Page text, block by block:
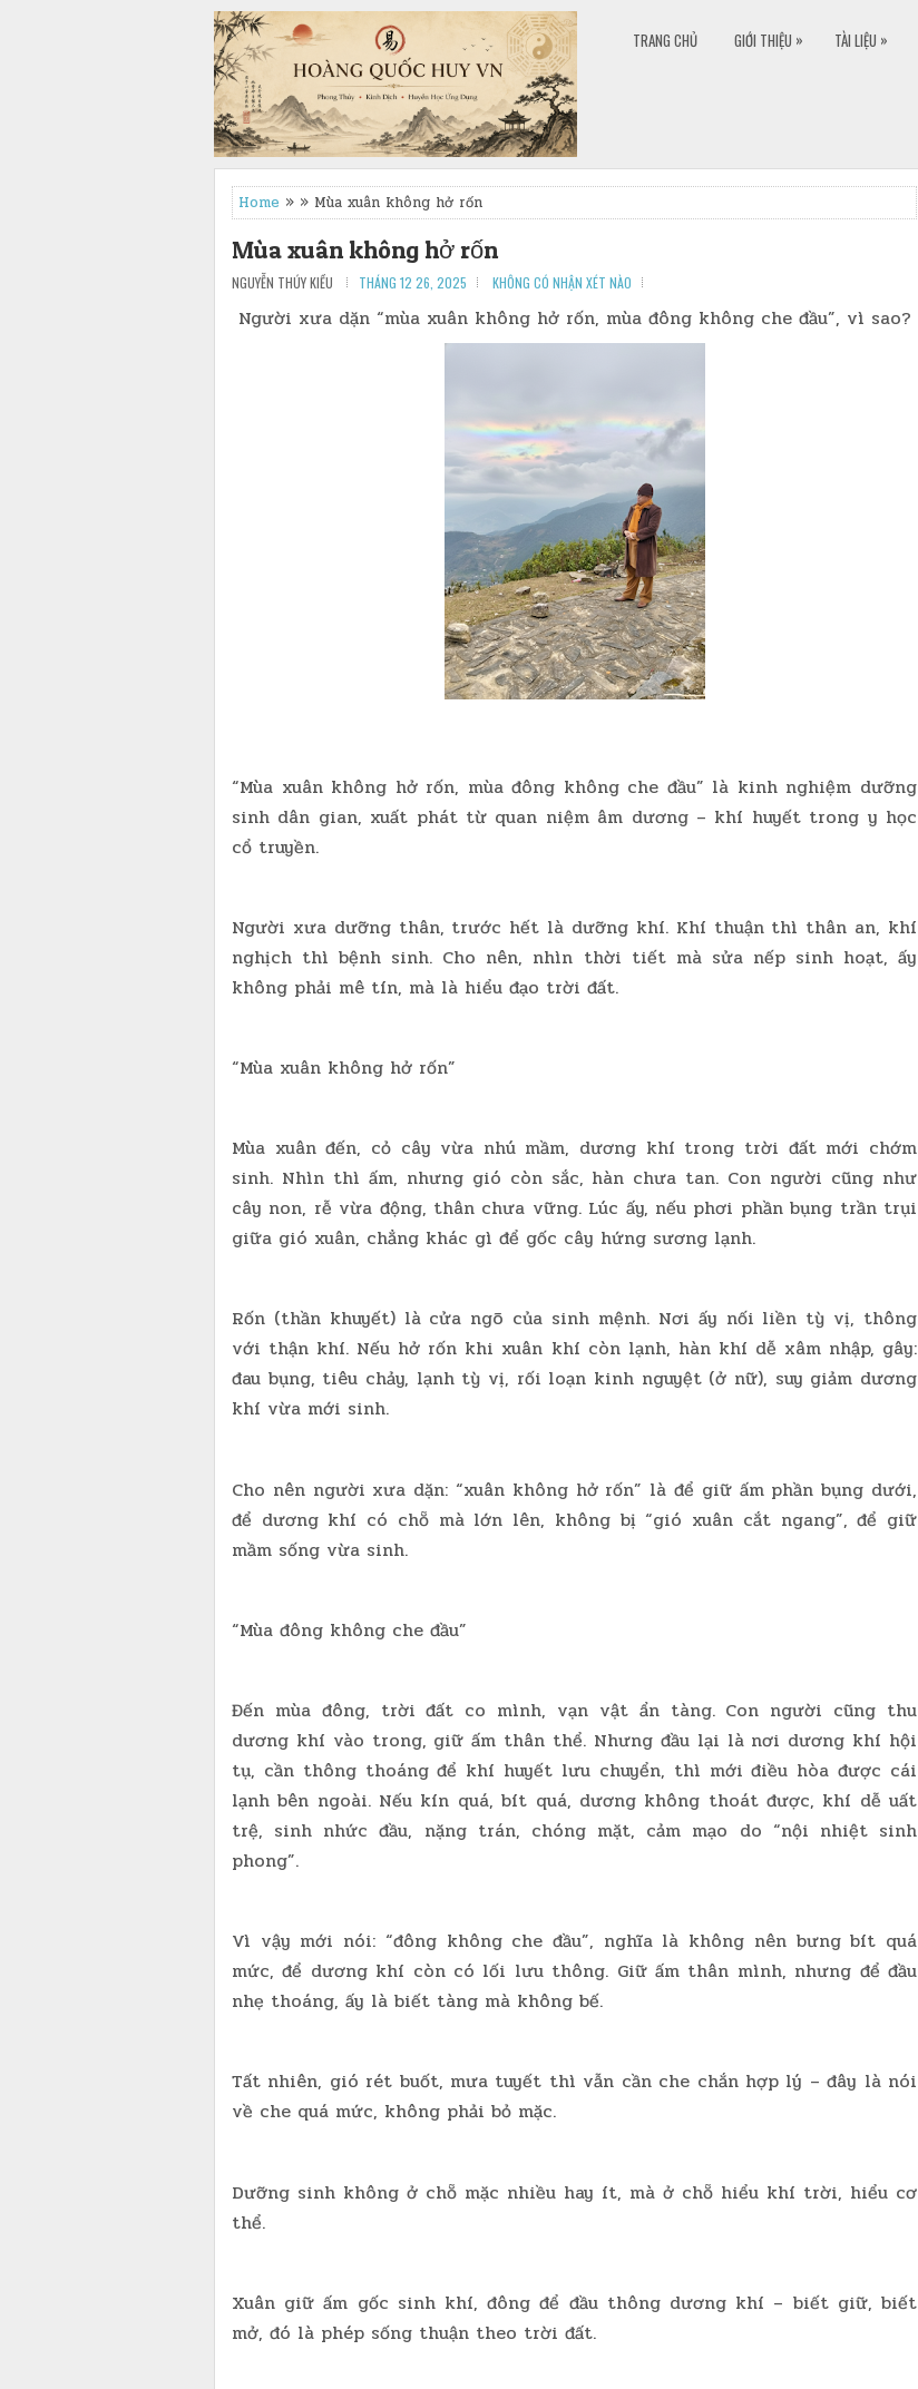
TRANG CHỦ GIỚI THIỆU » TÀI LIỆU »
Home » » Mùa xuân không hở rốn
Mùa xuân không hở rốn
NGUYỄN THÚY KIỀU THÁNG 12 26, 2025 KHÔNG CÓ NHẬN XÉT NÀO
Người xưa dặn “mùa xuân không hở rốn, mùa đông không che đầu”, vì sao?
“Mùa xuân không hở rốn, mùa đông không che đầu” là kinh nghiệm dưỡng
sinh dân gian, xuất phát từ quan niệm âm dương – khí huyết trong y học
cổ truyền.
Người xưa dưỡng thân, trước hết là dưỡng khí. Khí thuận thì thân an, khí
nghịch thì bệnh sinh. Cho nên, nhìn thời tiết mà sửa nếp sinh hoạt, ấy
không phải mê tín, mà là hiểu đạo trời đất.
“Mùa xuân không hở rốn”
Mùa xuân đến, cỏ cây vừa nhú mầm, dương khí trong trời đất mới chớm
sinh. Nhìn thì ấm, nhưng gió còn sắc, hàn chưa tan. Con người cũng như
cây non, rễ vừa động, thân chưa vững. Lúc ấy, nếu phơi phần bụng trần trụi
giữa gió xuân, chẳng khác gì để gốc cây hứng sương lạnh.
Rốn (thần khuyết) là cửa ngõ của sinh mệnh. Nơi ấy nối liền tỳ vị, thông
với thận khí. Nếu hở rốn khi xuân khí còn lạnh, hàn khí dễ xâm nhập, gây:
đau bụng, tiêu chảy, lạnh tỳ vị, rối loạn kinh nguyệt (ở nữ), suy giảm dương
khí vừa mới sinh.
Cho nên người xưa dặn: “xuân không hở rốn” là để giữ ấm phần bụng dưới,
để dương khí có chỗ mà lớn lên, không bị “gió xuân cắt ngang”, để giữ
mầm sống vừa sinh.
“Mùa đông không che đầu”
Đến mùa đông, trời đất co mình, vạn vật ẩn tàng. Con người cũng thu
dương khí vào trong, giữ ấm thân thể. Nhưng đầu lại là nơi dương khí hội
tụ, cần thông thoáng để khí huyết lưu chuyển, thì mới điều hòa được cái
lạnh bên ngoài. Nếu kín quá, bít quá, dương không thoát được, khí dễ uất
trệ, sinh nhức đầu, nặng trán, chóng mặt, cảm mạo do “nội nhiệt sinh
phong”.
Vì vậy mới nói: “đông không che đầu”, nghĩa là không nên bưng bít quá
mức, để dương khí còn có lối lưu thông. Giữ ấm thân mình, nhưng để đầu
nhẹ thoáng, ấy là biết tàng mà không bế.
Tất nhiên, gió rét buốt, mưa tuyết thì vẫn cần che chắn hợp lý – đây là nói
về che quá mức, không phải bỏ mặc.
Dưỡng sinh không ở chỗ mặc nhiều hay ít, mà ở chỗ hiểu khí trời, hiểu cơ
thể.
Xuân giữ ấm gốc sinh khí, đông để đầu thông dương khí – biết giữ, biết
mở, đó là phép sống thuận theo trời đất.